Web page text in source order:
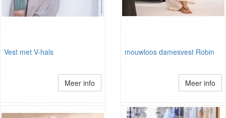
Vest met V-hals
Meer info
mouwloos damesvest Robin
Meer info